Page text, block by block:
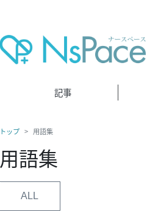
記事
トップ 用語集
用語集
ALL